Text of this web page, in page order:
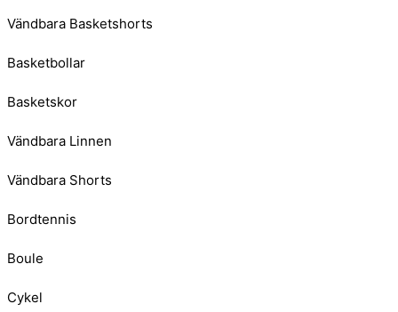
Vändbara Basketshorts
Basketbollar
Basketskor
Vändbara Linnen
Vändbara Shorts
Bordtennis
Boule
Cykel